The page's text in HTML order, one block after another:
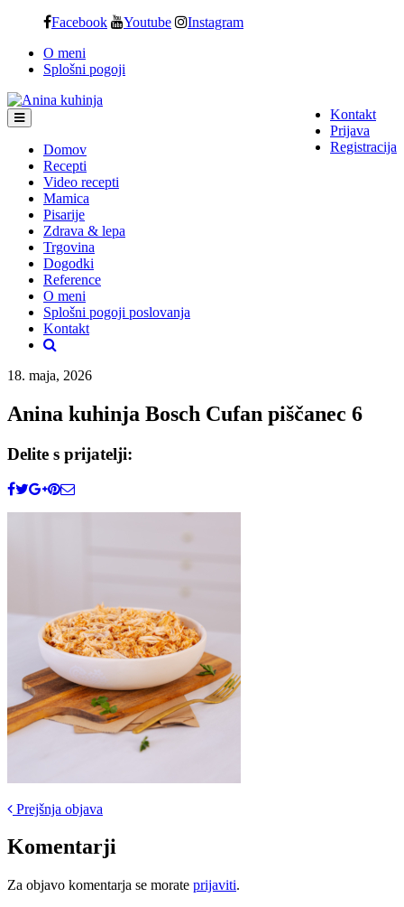
content
Facebook Youtube Instagram
O meni
Splošni pogoji
Kontakt
Prijava
Registracija
Domov
Recepti
Video recepti
Mamica
Pisarije
Zdrava & lepa
Trgovina
Dogodki
Reference
O meni
Splošni pogoji poslovanja
Kontakt
18. maja, 2026
Anina kuhinja Bosch Cufan piščanec 6
Delite s prijatelji:
Post
navigation
Prejšnja objava
Komentarji
Za objavo komentarja se morate prijaviti.